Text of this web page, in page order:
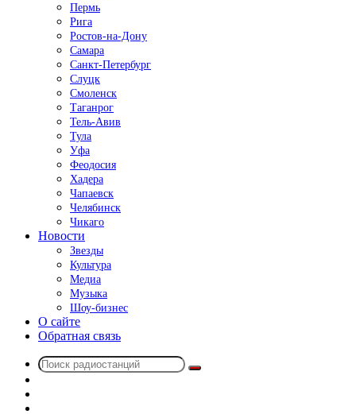
Пермь
Рига
Ростов-на-Дону
Самара
Санкт-Петербург
Слуцк
Смоленск
Таганрог
Тель-Авив
Тула
Уфа
Феодосия
Хадера
Чапаевск
Челябинск
Чикаго
Новости
Звезды
Культура
Медиа
Музыка
Шоу-бизнес
О сайте
Обратная связь
Поиск